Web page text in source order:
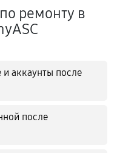
ремонту в
аккаунты после
после